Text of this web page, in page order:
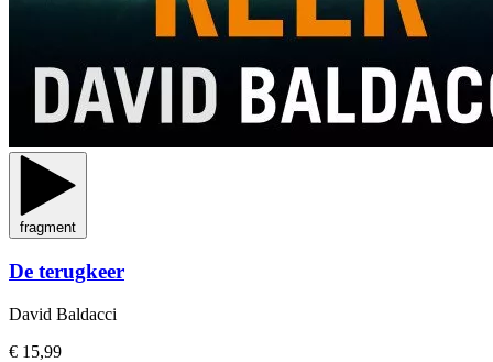
fragment
De terugkeer
David Baldacci
€ 15,99